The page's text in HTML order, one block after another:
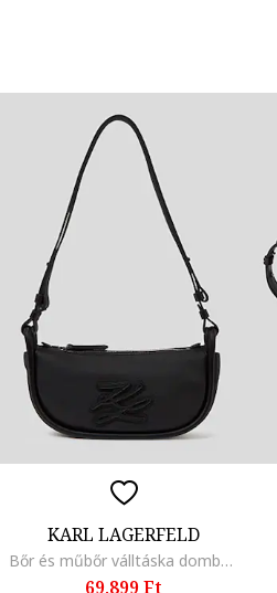
KARL LAGERFELD
Bőr és műbőr válltáska domború logóval, Fekete
69.899 Ft